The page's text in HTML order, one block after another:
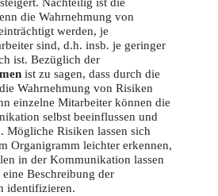
die Wahrnehmung von
werden, je
sind, d.h. insb. je geringer
ist. Bezüglich der
ist zu sagen, dass durch die
Wahrnehmung von Risiken
einzelne Mitarbeiter können die
selbst beeinflussen und
Mögliche Risiken lassen sich
Organigramm leichter erkennen,
in der Kommunikation lassen
Beschreibung der
identifizieren.